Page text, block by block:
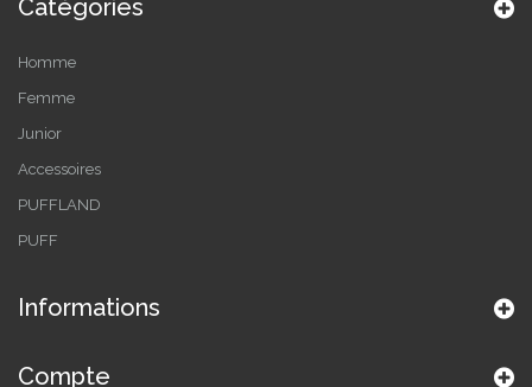
Catégories
Homme
Femme
Junior
Accessoires
PUFFLAND
PUFF
Informations
Compte